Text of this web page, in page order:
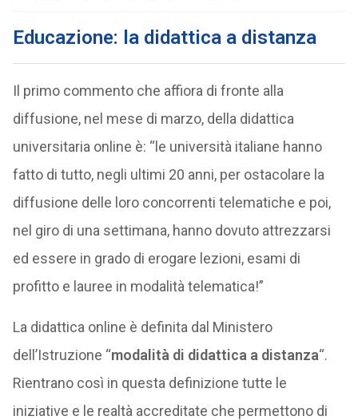
Educazione: la didattica a distanza
Il primo commento che affiora di fronte alla
diffusione, nel mese di marzo, della didattica
universitaria online è: “le università italiane hanno
fatto di tutto, negli ultimi 20 anni, per ostacolare la
diffusione delle loro concorrenti telematiche e poi,
nel giro di una settimana, hanno dovuto attrezzarsi
ed essere in grado di erogare lezioni, esami di
profitto e lauree in modalità telematica!”
La didattica online è definita dal Ministero
dell’Istruzione “modalità di didattica a distanza“.
Rientrano così in questa definizione tutte le
iniziative e le realtà accreditate che permettono di